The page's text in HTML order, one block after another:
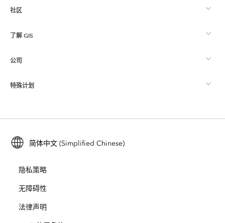
ArcGIS 概览
制图
Esri Store
社区
Esri 社区
ArcGIS 博客
用户研究和测试
Esri 年轻专家关系网
了解 GIS
什么是 GIS？
位置智能
培训
ArcUser
ArcNews
ArcWatch
公司
关于 Esri
招贤纳士
开放视野
特殊计划
ArcGIS for Student Use
保护
简体中文 (Simplified Chinese)
隐私策略
无障碍性
法律声明